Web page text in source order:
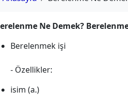
Ne Demek?
Berelenmek işi
- Özellikler:
isim (a.)